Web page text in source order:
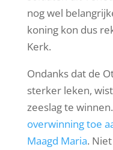
nog wel
koning kon dus
Kerk.
Ondanks dat de
sterker leken,
zeeslag te
overwinning toe
Maagd Maria.